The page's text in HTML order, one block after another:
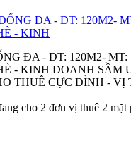
ĐA - DT: 120M2- MT:
- KINH DOANH SẦM
THUÊ CỰC ĐỈNH - VỊ
cho 2 đơn vị thuê 2 mặt